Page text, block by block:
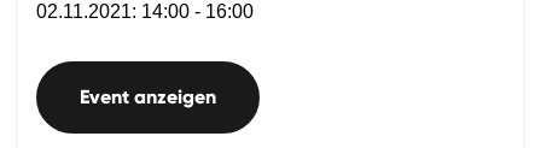
02.11.2021: 14:00 - 16:00
Event anzeigen